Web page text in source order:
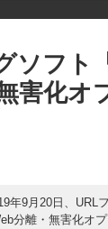
ソフト
害化オ
年9月20日、URL
分離・無害化オ